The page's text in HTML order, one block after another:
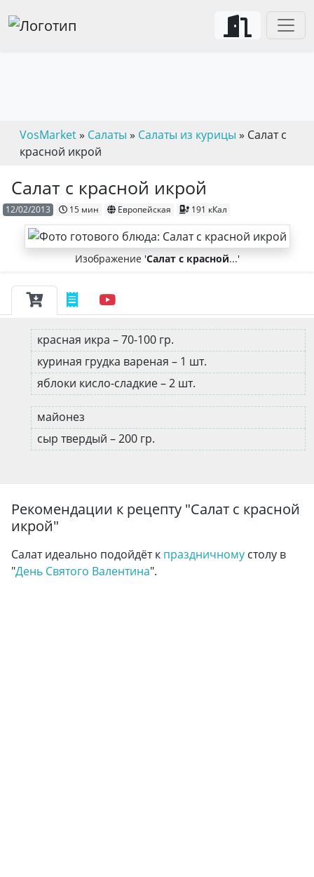
VosMarket» Салаты » Салаты из курицы » Салат с
красной икрой
Салат с красной икрой
12/02/2013 15 мин Европейская 191 кКал
Изображение 'Салат с красной...'
красная икра – 70-100 гр.
куриная грудка вареная – 1 шт.
яблоки кисло-сладкие – 2 шт.
майонез
сыр твердый – 200 гр.
Рекомендации к рецепту "Салат с красной
икрой"
Салат идеально подойдёт к праздничному столу в
"День Святого Валентина".